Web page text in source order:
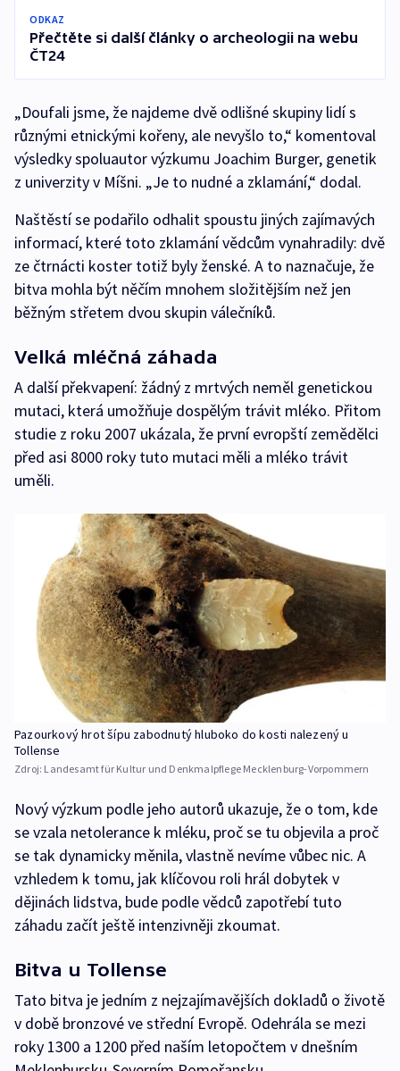
ODKAZ
Přečtěte si další články o archeologii na webu
ČT24
„Doufali jsme, že najdeme dvě odlišné skupiny lidí s
různými etnickými kořeny, ale nevyšlo to,“ komentoval
výsledky spoluautor výzkumu Joachim Burger, genetik
z univerzity v Míšni. „Je to nudné a zklamání,“ dodal.
Naštěstí se podařilo odhalit spoustu jiných zajímavých
informací, které toto zklamání vědcům vynahradily: dvě
ze čtrnácti koster totiž byly ženské. A to naznačuje, že
bitva mohla být něčím mnohem složitějším než jen
běžným střetem dvou skupin válečníků.
Velká mléčná záhada
A další překvapení: žádný z mrtvých neměl genetickou
mutaci, která umožňuje dospělým trávit mléko. Přitom
studie z roku 2007 ukázala, že první evropští zemědělci
před asi 8000 roky tuto mutaci měli a mléko trávit
uměli.
Pazourkový hrot šípu zabodnutý hluboko do kosti nalezený u
Tollense
Zdroj: Landesamt für Kultur und Denkmalpflege Mecklenburg-Vorpommern
Nový výzkum podle jeho autorů ukazuje, že o tom, kde
se vzala netolerance k mléku, proč se tu objevila a proč
se tak dynamicky měnila, vlastně nevíme vůbec nic. A
vzhledem k tomu, jak klíčovou roli hrál dobytek v
dějinách lidstva, bude podle vědců zapotřebí tuto
záhadu začít ještě intenzivněji zkoumat.
Bitva u Tollense
Tato bitva je jedním z nejzajímavějších dokladů o životě
v době bronzové ve střední Evropě. Odehrála se mezi
roky 1300 a 1200 před naším letopočtem v dnešním